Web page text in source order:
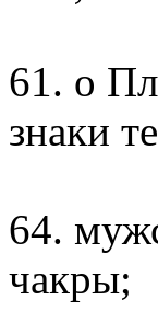
61. о
знаки
64.
чакры;